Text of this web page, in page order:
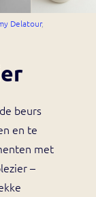
Delatour,
beurs
en te
met
–